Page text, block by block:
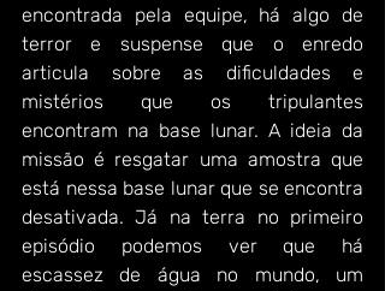
encontrada pela equipe, há algo de
terror e suspense que o enredo
articula sobre as dificuldades e
mistérios que os tripulantes
encontram na base lunar. A ideia da
missão é resgatar uma amostra que
está nessa base lunar que se encontra
desativada. Já na terra no primeiro
episódio podemos ver que há
escassez de água no mundo, um